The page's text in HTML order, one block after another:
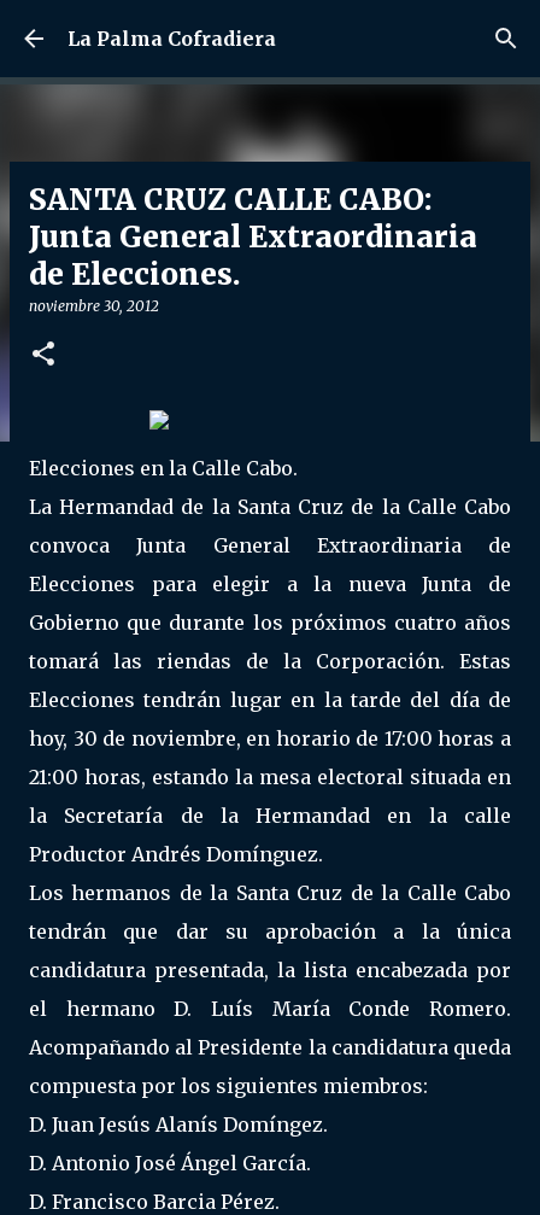
Ir al contenido principal
La Palma Cofradiera
SANTA CRUZ CALLE CABO:
Junta General Extraordinaria
de Elecciones.
noviembre 30, 2012
Elecciones en la Calle Cabo.
La Hermandad de la Santa Cruz de la Calle Cabo
convoca Junta General Extraordinaria de
Elecciones para elegir a la nueva Junta de
Gobierno que durante los próximos cuatro años
tomará las riendas de la Corporación. Estas
Elecciones tendrán lugar en la tarde del día de
hoy, 30 de noviembre, en horario de 17:00 horas a
21:00 horas, estando la mesa electoral situada en
la Secretaría de la Hermandad en la calle
Productor Andrés Domínguez.
Los hermanos de la Santa Cruz de la Calle Cabo
tendrán que dar su aprobación a la única
candidatura presentada, la lista encabezada por
el hermano D. Luís María Conde Romero.
Acompañando al Presidente la candidatura queda
compuesta por los siguientes miembros:
D. Juan Jesús Alanís Domíngez.
D. Antonio José Ángel García.
D. Francisco Barcia Pérez.